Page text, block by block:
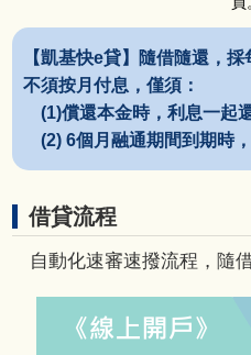
【凱基快e貸】隨借隨還，
不須按月付息，僅須：
(1)償還本金時，利息一起
(2) 6個月融通期間到期時
借貸流程
自動化速審速撥流程，隨